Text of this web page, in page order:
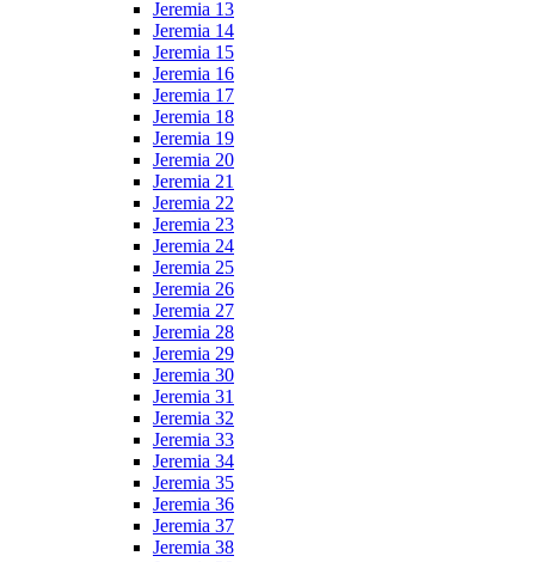
Jeremia 13
Jeremia 14
Jeremia 15
Jeremia 16
Jeremia 17
Jeremia 18
Jeremia 19
Jeremia 20
Jeremia 21
Jeremia 22
Jeremia 23
Jeremia 24
Jeremia 25
Jeremia 26
Jeremia 27
Jeremia 28
Jeremia 29
Jeremia 30
Jeremia 31
Jeremia 32
Jeremia 33
Jeremia 34
Jeremia 35
Jeremia 36
Jeremia 37
Jeremia 38